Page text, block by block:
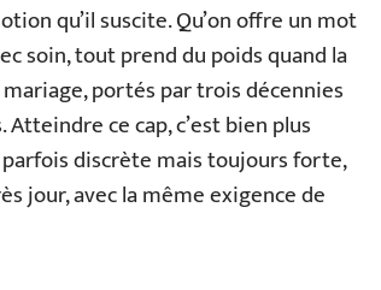
qu’il suscite. Qu’on offre un mot
soin, tout prend du poids quand la
portés par trois décennies
ce cap, c’est bien plus
parfois discrète mais toujours forte,
jour, avec la même exigence de